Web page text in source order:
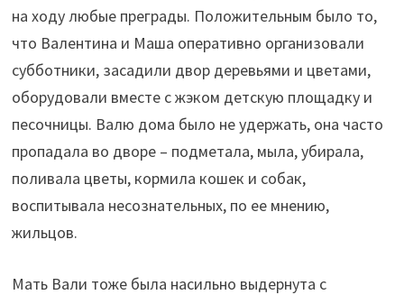
на ходу любые преграды. Положительным было то,
что Валентина и Маша оперативно организовали
субботники, засадили двор деревьями и цветами,
оборудовали вместе с жэком детскую площадку и
песочницы. Валю дома было не удержать, она часто
пропадала во дворе – подметала, мыла, убирала,
поливала цветы, кормила кошек и собак,
воспитывала несознательных, по ее мнению,
жильцов.
Мать Вали тоже была насильно выдернута с